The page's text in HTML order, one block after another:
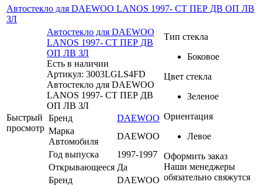
Автостекло для DAEWOO LANOS 1997- СТ ПЕР ДВ ОП ЛВ
ЗЛ
Быстрый
просмотр
Автостекло для DAEWOO
LANOS 1997- СТ ПЕР ДВ
ОП ЛВ ЗЛ
Есть в наличии
Артикул: 3003LGLS4FD
Автостекло для DAEWOO
LANOS 1997- СТ ПЕР ДВ
ОП ЛВ ЗЛ
Бренд
DAEWOO
Марка
Автомобиля
DAEWOO
Год выпуска
1997-1997
Открывающееся Да
Бренд
DAEWOO
Тип стекла
Боковое
Цвет стекла
Зеленое
Ориентация
Левое
Оформить заказ
Наши менеджеры
обязательно свяжутся